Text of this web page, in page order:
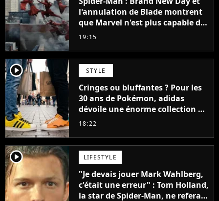
l'annulation de Blade montrent
que Marvel n'est plus capable de
faire quoi que ce soit de simple
19:15
player2 STYLE
Cringes ou bluffantes ? Pour les
30 ans de Pokémon, adidas
dévoile une énorme collection de
sneakers et je ne sais pas quoi en
18:22
player2 LIFESTYLE
"Je devais jouer Mark Wahlberg,
c'était une erreur" : Tom Holland,
la star de Spider-Man, ne referait